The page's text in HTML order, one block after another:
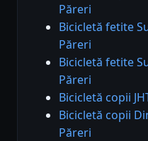
Păreri
Bicicletă fetite
Păreri
Bicicletă fetite
Păreri
Bicicletă copii
Bicicletă copii
Păreri